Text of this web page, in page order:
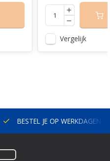
Vergelijk
BESTEL JE OP WERKDAGEN